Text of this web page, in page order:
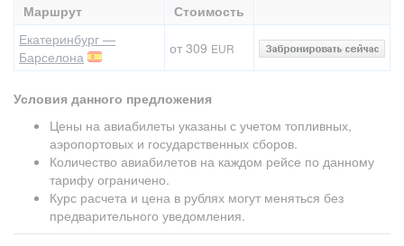
Маршрут
Стоимость
Екатеринбург —
Барселона
от 309 EUR
Условия данного предложения
Цены на авиабилеты указаны с учетом топливных,
аэропортовых и государственных сборов.
Количество авиабилетов на каждом рейсе по данному
тарифу ограничено.
Курс расчета и цена в рублях могут меняться без
предварительного уведомления.